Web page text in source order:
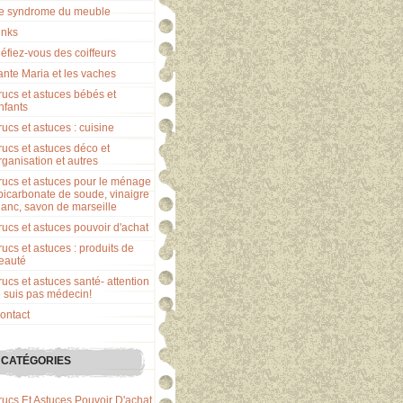
syndrome du meuble
vous des coiffeurs
Maria et les vaches
et astuces bébés et
et astuces : cuisine
et astuces déco et
et autres
et astuces pour le ménage
de soude, vinaigre
savon de marseille
et astuces pouvoir d'achat
et astuces : produits de
et astuces santé- attention
suis pas médecin!
CATÉGORIES
Et Astuces Pouvoir D'achat